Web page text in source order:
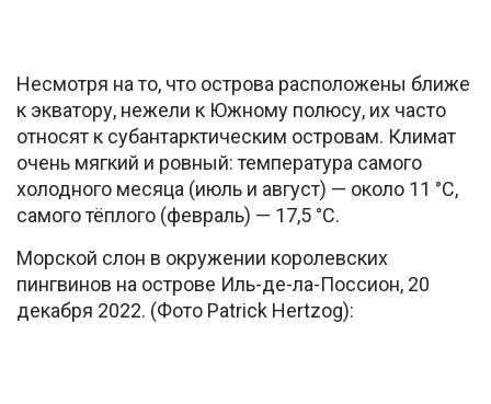
Несмотря на то, что острова расположены ближе
к экватору, нежели к Южному полюсу, их часто
относят к субантарктическим островам. Климат
очень мягкий и ровный: температура самого
холодного месяца (июль и август) — около 11 °С,
самого тёплого (февраль) — 17,5 °C.
Морской слон в окружении королевских
пингвинов на острове Иль-де-ла-Поссион, 20
декабря 2022. (Фото Patrick Hertzog):